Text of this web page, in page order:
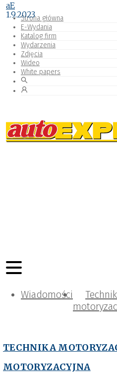
Strona główna
E-Wydania
Katalog firm
Wydarzenia
Zdjęcia
Wideo
White papers
Wiadomości
TECHNIKA
MOTORYZACYJNA
aE
1.9.2023